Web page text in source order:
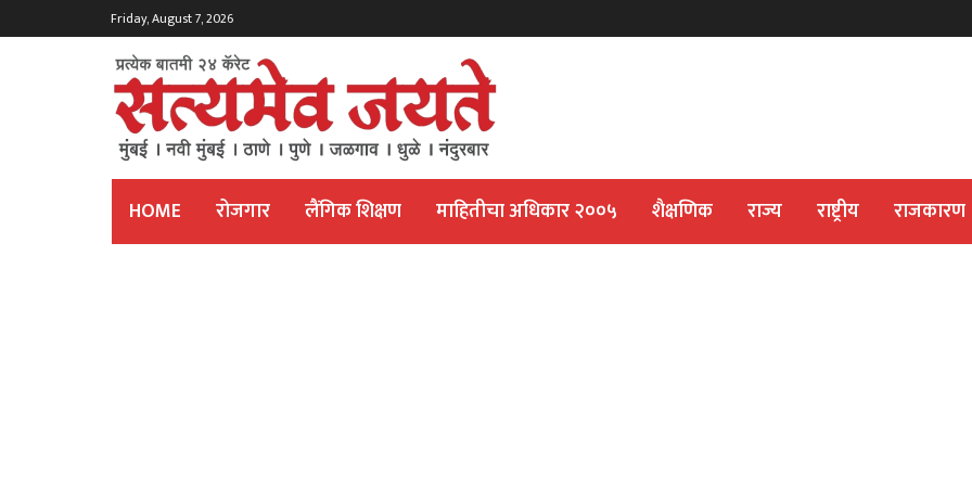
Friday, August 7, 2026
HOME रोजगार लैंगिक शिक्षण माहितीचा अधिकार २००५ शैक्षणिक राज्य राष्ट्रीय राजकारण